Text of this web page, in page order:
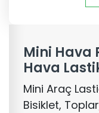
Mini Hava
Hava
Mini Araç
Bisiklet,